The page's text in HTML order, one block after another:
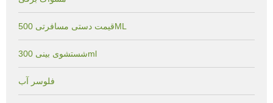
قیمت دستی مسافرتی 500ML
شستشوی بینی 300ml
فلوسر آب